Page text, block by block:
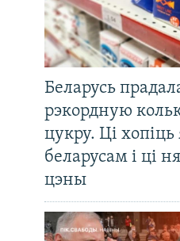
Беларусь
рэкордную
цукру. Ці хопіць
беларусам і ці
цэны